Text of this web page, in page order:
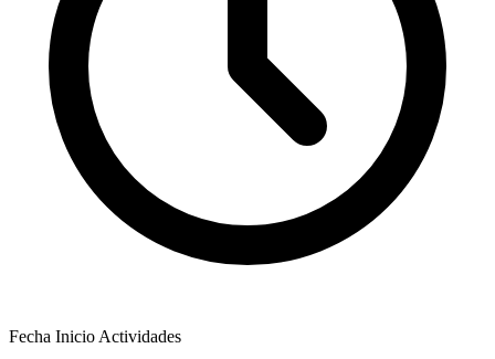
Fecha Inicio Actividades